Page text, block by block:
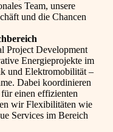
Team, unsere
und die Chancen
Project Development
Energieprojekte im
und Elektromobilität –
Dabei koordinieren
einen effizienten
wir Flexibilitäten wie
Services im Bereich